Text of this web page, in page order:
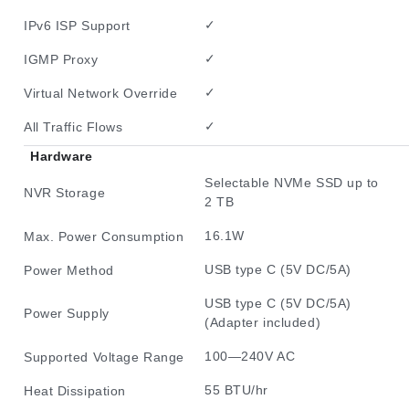
IPv6 ISP Support ✓
IGMP Proxy ✓
Virtual Network Override ✓
All Traffic Flows ✓
Hardware
NVR Storage
Selectable NVMe SSD up to
2 TB
Max. Power Consumption 16.1W
Power Method USB type C (5V DC/5A)
Power Supply
USB type C (5V DC/5A)
(Adapter included)
Supported Voltage Range 100—240V AC
Heat Dissipation 55 BTU/hr